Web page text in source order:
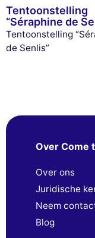
Tentoonstelling
“Séraphine de
Tentoonstelling
de Senlis”
Over Come
Over ons
Juridische
Neem
Blog